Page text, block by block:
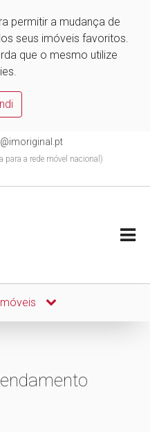
permitir a mudança de
seus imóveis favoritos.
que o mesmo utilize
para a rede móvel nacional)